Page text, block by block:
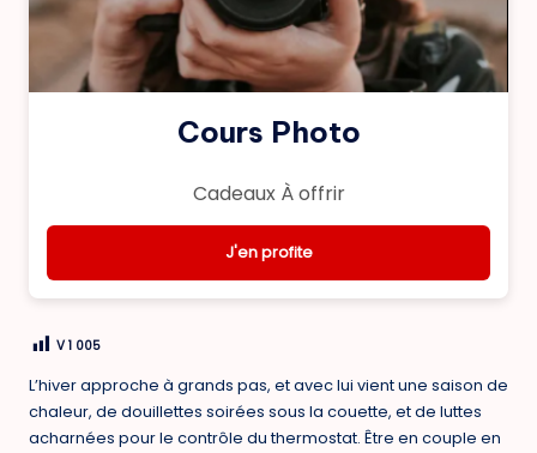
Cours Photo
Cadeaux À offrir
J'en profite
V 1 005
L’hiver approche à grands pas, et avec lui vient une saison de
chaleur, de douillettes soirées sous la couette, et de luttes
acharnées pour le contrôle du thermostat. Être en couple en